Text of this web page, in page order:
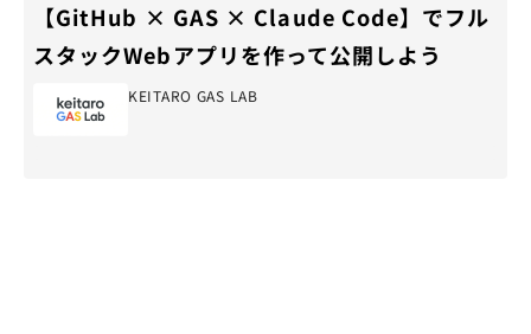
【GitHub × GAS × Claude Code】でフル
スタックWebアプリを作って公開しよう
KEITARO GAS LAB